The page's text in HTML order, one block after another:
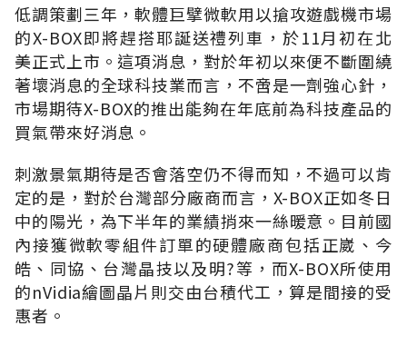
低調策劃三年，軟體巨擘微軟用以搶攻遊戲機市場
的X-BOX即將趕搭耶誕送禮列車，於11月初在北
美正式上市。這項消息，對於年初以來便不斷圍繞
著壞消息的全球科技業而言，不啻是一劑強心針，
市場期待X-BOX的推出能夠在年底前為科技產品的
買氣帶來好消息。
刺激景氣期待是否會落空仍不得而知，不過可以肯
定的是，對於台灣部分廠商而言，X-BOX正如冬日
中的陽光，為下半年的業績捎來一絲暖意。目前國
內接獲微軟零組件訂單的硬體廠商包括正崴、今
皓、同協、台灣晶技以及明?等，而X-BOX所使用
的nVidia繪圖晶片則交由台積代工，算是間接的受
惠者。